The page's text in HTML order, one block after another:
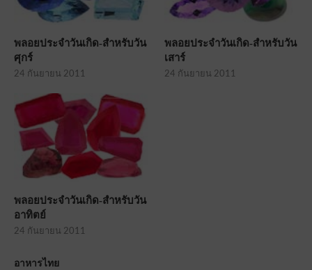
พลอยประจำวันเกิด-สำหรับวัน
ศุกร์
24 กันยายน 2011
พลอยประจำวันเกิด-สำหรับวัน
เสาร์
24 กันยายน 2011
พลอยประจำวันเกิด-สำหรับวัน
อาทิตย์
24 กันยายน 2011
อาหารไทย